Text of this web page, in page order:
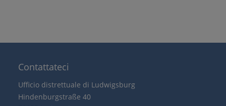
Contattateci
Ufficio distrettuale di Ludwigsburg
Hindenburgstraße 40